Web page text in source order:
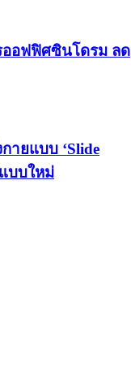
ออฟฟิศซินโดรม ลด
ายแบบ ‘Slide
บบใหม่